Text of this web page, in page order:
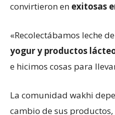
convirtieron en exitosas
«Recolectábamos leche
yogur y productos
e hicimos cosas para
La comunidad wakhi
cambio de sus